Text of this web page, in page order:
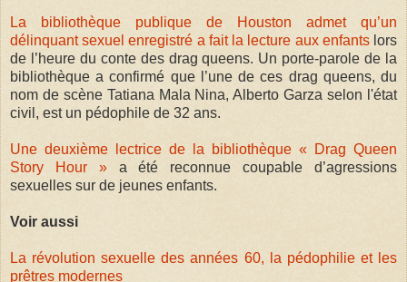
La bibliothèque publique de Houston admet qu’un
délinquant sexuel enregistré a fait la lecture aux enfantslors
de l’heure du conte des drag queens. Un porte-parole de la
bibliothèque a confirmé que l’une de ces drag queens, du
nom de scène Tatiana Mala Nina, Alberto Garza selon l'état
civil, est un pédophile de 32 ans.
Une deuxième lectrice de la bibliothèque « Drag Queen
Story Hour »a été reconnue coupable d’agressions
sexuelles sur de jeunes enfants.
Voir aussi
La révolution sexuelle des années 60, la pédophilie et les
prêtres modernes